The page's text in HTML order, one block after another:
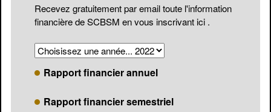
Recevez gratuitement par email toute l'information
financière de SCBSM en vous inscrivant ici .
Rapport financier annuel
Rapport financier semestriel